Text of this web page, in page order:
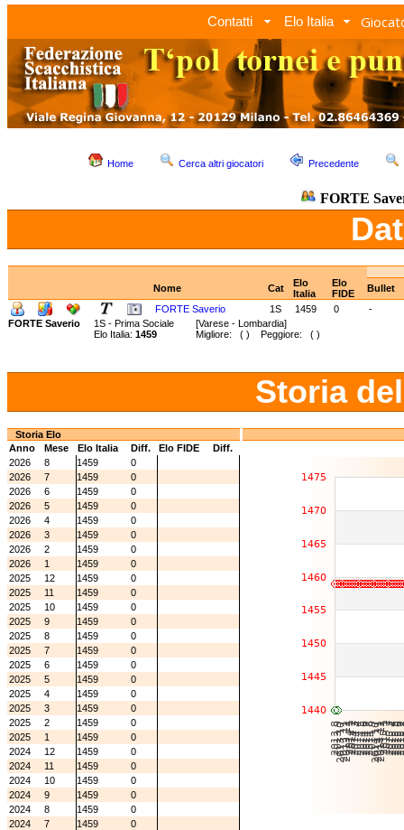
Contatti Elo Italia
Home Cerca altri giocatori Precedente
FORTE
Nome Cat
Elo
Italia
Elo
FIDE
Bullet
FORTE Saverio
1S 1459 0
-
FORTE Saverio
1S - Prima Sociale [Varese - Lombardia]
Elo Italia: 1459 Migliore: ( ) Peggiore: ( )
Storia
Storia Elo
Anno
Mese Elo Italia Diff. Elo FIDE
Diff.
2026
8 1459
0
2026
7 1459
0
2026
6 1459
0
2026
5 1459
0
2026
4 1459
0
2026
3 1459
0
2026
2 1459
0
2026
1 1459
0
2025
12 1459
0
2025
11 1459
0
2025
10 1459
0
2025
9 1459
0
2025
8 1459
0
2025
7 1459
0
2025
6 1459
0
2025
5 1459
0
2025
4 1459
0
2025
3 1459
0
2025
2 1459
0
2025
1 1459
0
2024
12 1459
0
2024
11 1459
0
2024
10 1459
0
2024
9 1459
0
2024
8 1459
0
2024
7 1459
0